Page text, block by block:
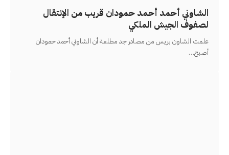
الشاوني أحمد أحمد حمودان قريب من الإنتقال
لصفوف الجيش الملكي
علمت الشاون بريس من مصادر جد مطلعة أن الشاوني أحمد حمودان
أصبح…